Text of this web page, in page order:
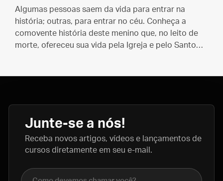
Algumas pessoas saem da vida para entrar na
história; outras, para entrar no céu. Conheça a
comovente história deste menino que, no leito de
morte, ofereceu sua vida pela Igreja e pelo Santo
Junte-se a nós!
Receba novos artigos, vídeos e lançamentos de
cursos diretamente em seu e-mail.
Nome completo